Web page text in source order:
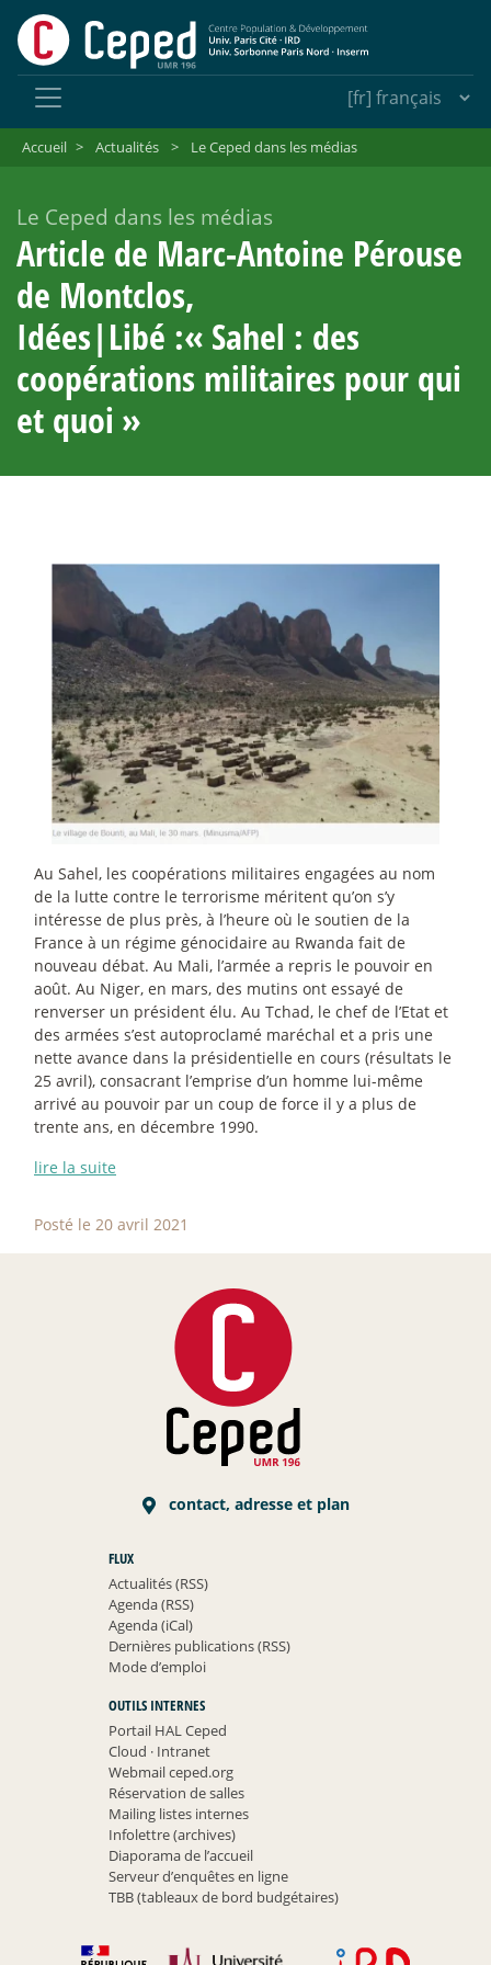
Accueil > Actualités > Le Ceped dans les médias
Le Ceped dans les médias
Article de Marc-Antoine Pérouse
de Montclos,
Idées|Libé :« Sahel : des
coopérations militaires pour qui
et quoi »
Au Sahel, les coopérations militaires engagées au nom
de la lutte contre le terrorisme méritent qu’on s’y
intéresse de plus près, à l’heure où le soutien de la
France à un régime génocidaire au Rwanda fait de
nouveau débat. Au Mali, l’armée a repris le pouvoir en
août. Au Niger, en mars, des mutins ont essayé de
renverser un président élu. Au Tchad, le chef de l’Etat et
des armées s’est autoproclamé maréchal et a pris une
nette avance dans la présidentielle en cours (résultats le
25 avril), consacrant l’emprise d’un homme lui-même
arrivé au pouvoir par un coup de force il y a plus de
trente ans, en décembre 1990.
lire la suite
Posté le 20 avril 2021
contact, adresse et plan
FLUX
Actualités (RSS)
Agenda (RSS)
Agenda (iCal)
Dernières publications (RSS)
Mode d’emploi
OUTILS INTERNES
Portail HAL Ceped
Cloud ·Intranet
Webmail ceped.org
Réservation de salles
Mailing listes internes
Infolettre (archives)
Diaporama de l’accueil
Serveur d’enquêtes en ligne
TBB (tableaux de bord budgétaires)